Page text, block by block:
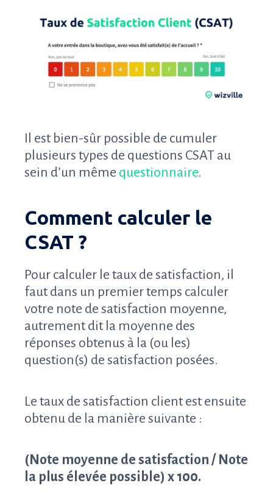
Il est bien-sûr possible de cumuler
plusieurs types de questions CSAT au
sein d’un même questionnaire.
Comment calculer le
CSAT ?
Pour calculer le taux de satisfaction, il
faut dans un premier temps calculer
votre note de satisfaction moyenne,
autrement dit la moyenne des
réponses obtenus à la (ou les)
question(s) de satisfaction posées.
Le taux de satisfaction client est ensuite
obtenu de la manière suivante :
(Note moyenne de satisfaction / Note
la plus élevée possible) x 100.